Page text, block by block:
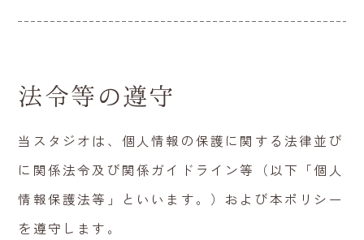
法令等の遵守
当スタジオは、個人情報の保護に関する法律並び
に関係法令及び関係ガイドライン等（以下「個人
情報保護法等」といいます。）および本ポリシー
を遵守します。